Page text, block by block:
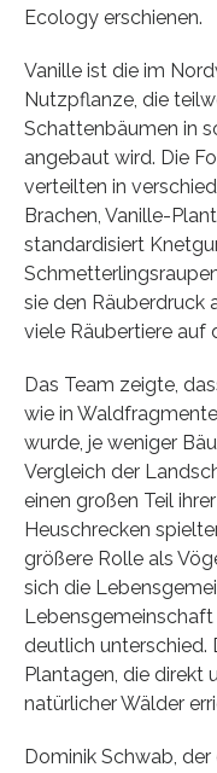
Ecology erschienen.
Vanille ist die im
Nutzpflanze, die
Schattenbäumen in
angebaut wird. Die
verteilten in
Brachen, Vanille-
standardisiert
sie den Räuberdruck
viele Räubertiere auf
Das Team zeigte,
wie in
wurde, je weniger
Vergleich der
einen großen Teil
Heuschrecken
größere Rolle als
sich die
deutlich unterschied.
Plantagen, die direkt
natürlicher Wälder
Dominik Schwab,